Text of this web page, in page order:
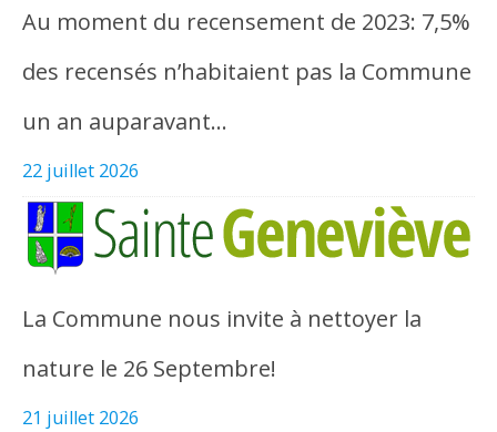
Au moment du recensement de 2023: 7,5%
des recensés n’habitaient pas la Commune
un an auparavant…
22 juillet 2026
La Commune nous invite à nettoyer la
nature le 26 Septembre!
21 juillet 2026